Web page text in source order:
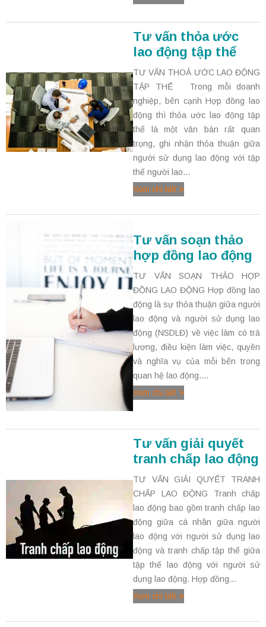
Tư vấn thỏa ước
lao động tập thể
TƯ VẤN THOẢ ƯỚC LAO ĐỘNG
TẬP THỂ Trong mỗi doanh
nghiệp, bên cạnh Hợp đồng lao
động thì thỏa ước lao động tập
thể là một văn bản rất quan
trọng, ghi nhận thỏa thuận giữa
người sử dụng lao động với tập
thể người lao...
Xem chi tiết
Tư vấn soạn thảo
hợp đồng lao động
TƯ VẤN SOẠN THẢO HỢP
ĐỒNG LAO ĐỘNG Hợp đồng lao
động là sự thỏa thuận giữa người
lao động và người sử dụng lao
động (NSDLĐ) về việc làm có trả
lương, điều kiện làm việc, quyền
và nghĩa vụ của mỗi bên trong
quan hệ lao động....
Xem chi tiết
Tư vấn giải quyết
tranh chấp lao động
TƯ VẤN GIẢI QUYẾT TRANH
CHẤP LAO ĐỘNG Tranh chấp
lao động bao gồm tranh chấp lao
động giữa cá nhân giữa người
lao động với người sử dụng lao
động và tranh chấp tập thể giữa
tập thể lao động với người sử
dụng lao động. Hợp đồng...
Xem chi tiết